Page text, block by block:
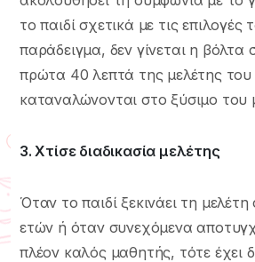
το παιδί σχετικά με τις επιλογές
παράδειγμα, δεν γίνεται η
πρώτα 40 λεπτά της μελέτης του
καταναλώνονται στο ξύσιμο του
3. Χτίσε διαδικασία μελέτης
Όταν το παιδί ξεκινάει τη
ετών ή όταν συνεχόμενα
πλέον καλός μαθητής, τότε έχει